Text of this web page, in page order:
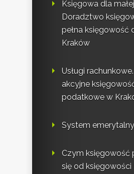
Księgowa dla
Doradztwo
pełna księgowość
Kraków
Usługi
akcyjne
podatkowe w
System emerytalny
Czym księgowość
się od księgowości